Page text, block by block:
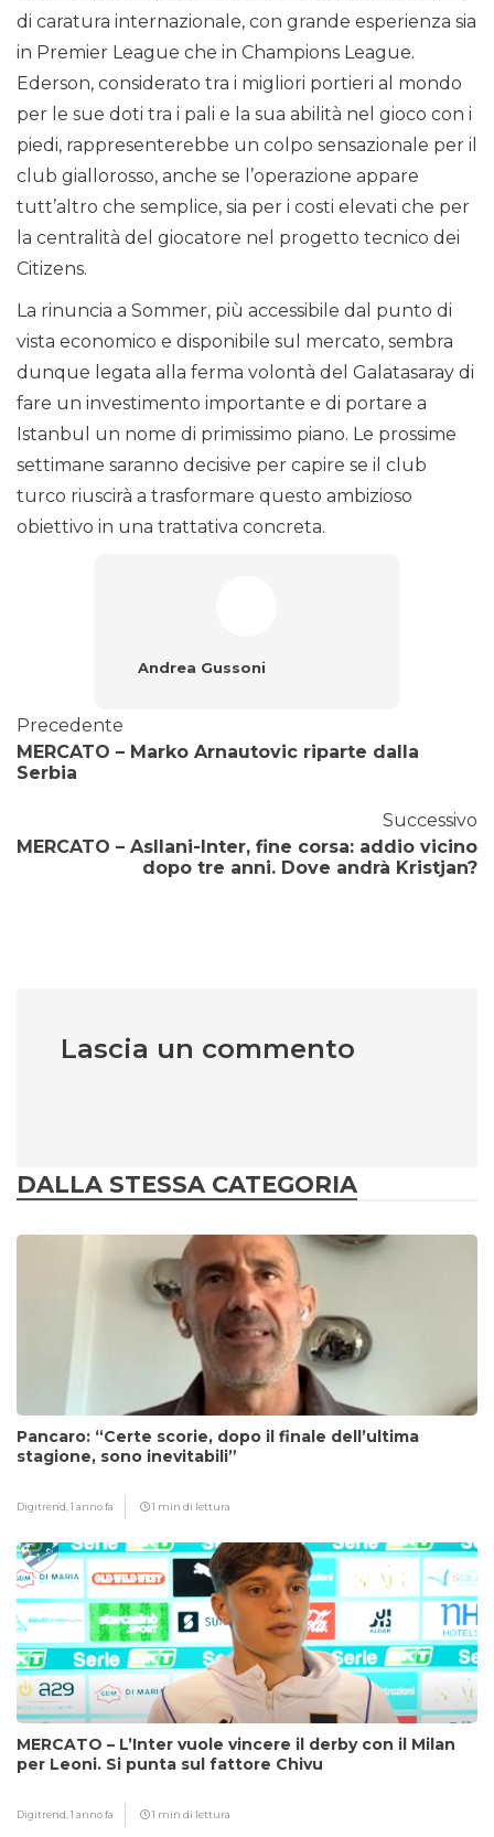
di caratura internazionale, con grande esperienza sia
in Premier League che in Champions League.
Ederson, considerato tra i migliori portieri al mondo
per le sue doti tra i pali e la sua abilità nel gioco con i
piedi, rappresenterebbe un colpo sensazionale per il
club giallorosso, anche se l’operazione appare
tutt’altro che semplice, sia per i costi elevati che per
la centralità del giocatore nel progetto tecnico dei
Citizens.
La rinuncia a Sommer, più accessibile dal punto di
vista economico e disponibile sul mercato, sembra
dunque legata alla ferma volontà del Galatasaray di
fare un investimento importante e di portare a
Istanbul un nome di primissimo piano. Le prossime
settimane saranno decisive per capire se il club
turco riuscirà a trasformare questo ambizioso
obiettivo in una trattativa concreta.
Andrea Gussoni
Precedente
MERCATO – Marko Arnautovic riparte dalla
Serbia
Successivo
MERCATO – Asllani-Inter, fine corsa: addio vicino
dopo tre anni. Dove andrà Kristjan?
Lascia un commento
DALLA STESSA CATEGORIA
Pancaro: “Certe scorie, dopo il finale dell’ultima
stagione, sono inevitabili”
Digitrend,1 anno fa 1 min di lettura
MERCATO – L’Inter vuole vincere il derby con il Milan
per Leoni. Si punta sul fattore Chivu
Digitrend,1 anno fa 1 min di lettura